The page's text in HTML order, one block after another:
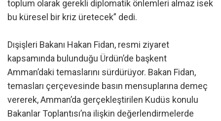
toplum olarak gerekli diplomatik önlemleri almaz isek
bu küresel bir kriz üretecek” dedi.
Dışişleri Bakanı Hakan Fidan, resmi ziyaret
kapsamında bulunduğu Ürdün’de başkent
Amman’daki temaslarını sürdürüyor. Bakan Fidan,
temasları çerçevesinde basın mensuplarına demeç
vererek, Amman’da gerçekleştirilen Kudüs konulu
Bakanlar Toplantısı’na ilişkin değerlendirmelerde